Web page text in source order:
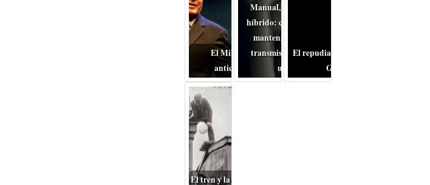
El Miloš Forman
anticomunista
Manual, automático o
híbrido: cómo cambia el
mantenimiento de la
transmisión en coches
usados
El repudiable drama de la
Guerra
El tren y la Gran Depresión